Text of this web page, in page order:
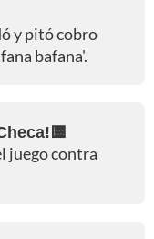
y pitó cobro
bafana'.
juego contra